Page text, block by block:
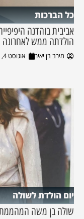
כל הברכות
אביבית בוהדנה
הולדתה ממש לאחרונה
מירב בן יאיר אוגוסט 4, 2026
יום הולדת לשולה
שולה בן משה